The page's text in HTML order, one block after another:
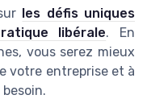
les défis uniques
libérale. En
vous serez mieux
votre entreprise et à